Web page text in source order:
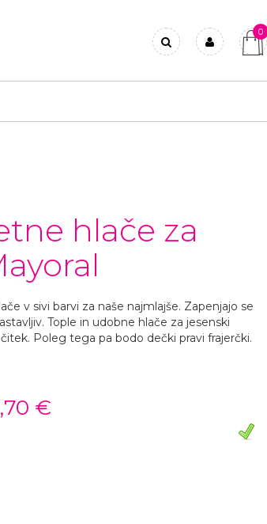
0
hlače za
v sivi barvi za naše najmlajše. Zapenjajo se
Tople in udobne hlače za jesenski
Poleg tega pa bodo dečki pravi frajerčki.
€